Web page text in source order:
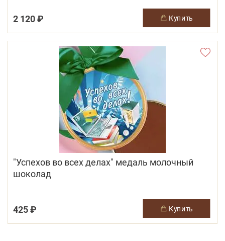
2 120 ₽ купить
"Успехов во всех делах" медаль молочный
шоколад
425 ₽ купить